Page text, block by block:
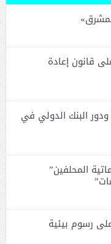
قانون إعادة
ودور البنك الدولي في
المحلفين”
رسوم بيئية